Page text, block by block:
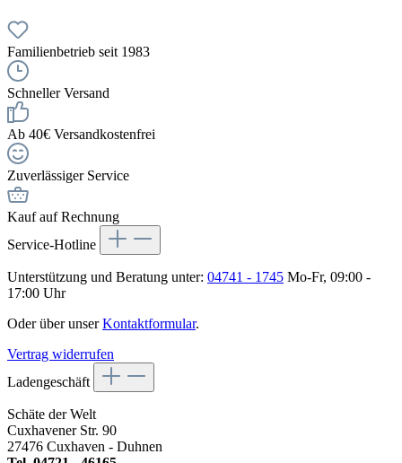
Familienbetrieb seit 1983
Schneller Versand
Ab 40€ Versandkostenfrei
Zuverlässiger Service
Kauf auf Rechnung
Service-Hotline
Unterstützung und Beratung unter: 04741 - 1745 Mo-Fr, 09:00 -
17:00 Uhr
Oder über unserKontaktformular.
Vertrag widerrufen
Ladengeschäft
Schäte der Welt
Cuxhavener Str. 90
27476 Cuxhaven - Duhnen